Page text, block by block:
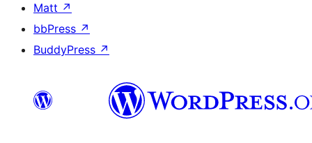
Matt ↗
bbPress ↗
BuddyPress ↗